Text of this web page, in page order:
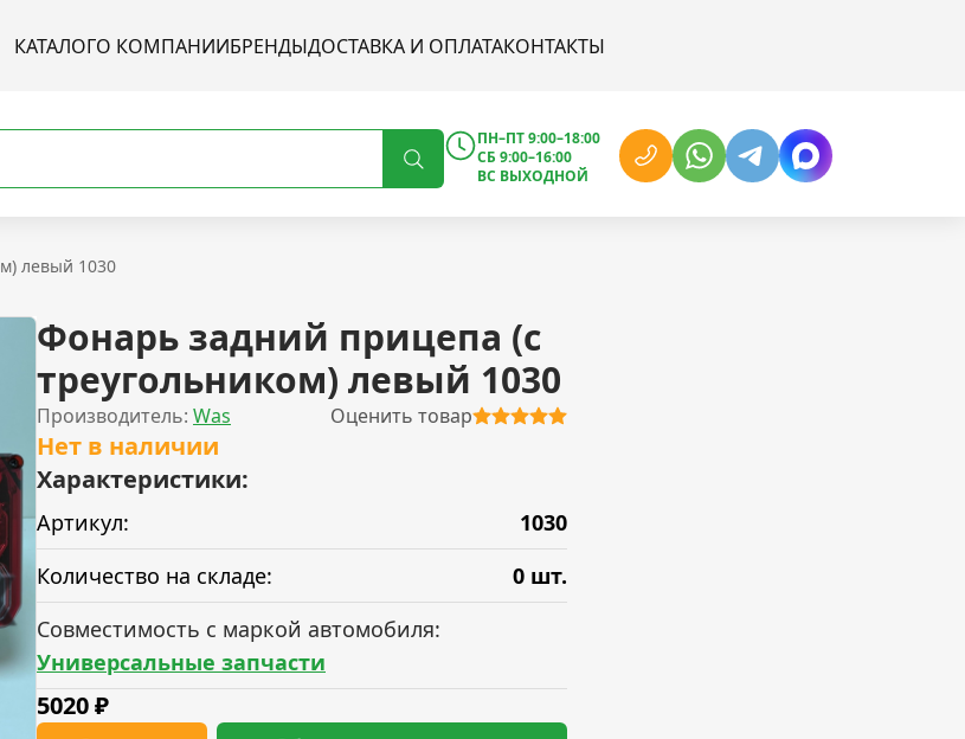
КАТАЛОГО КОМПАНИИБРЕНДЫДОСТАВКА И ОПЛАТАКОНТАКТЫ
ПН–ПТ 9:00–18:00
СБ 9:00–16:00
ВС ВЫХОДНОЙ
левый 1030
Фонарь задний прицепа (с
треугольником) левый 1030
Производитель: Was Оценить товар
Нет в наличии
Характеристики:
Артикул:
1030
Количество на складе:
0 шт.
Совместимость с маркой автомобиля:
Универсальные запчасти
5020₽